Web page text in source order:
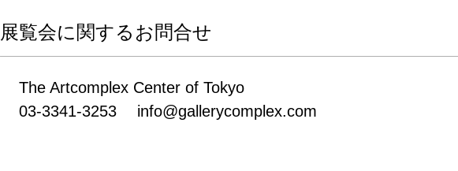
多くの表現に用いられ
展覧会に関するお問合せ
The Artcomplex Center of Tokyo
03-3341-3253 　info@gallerycomplex.com